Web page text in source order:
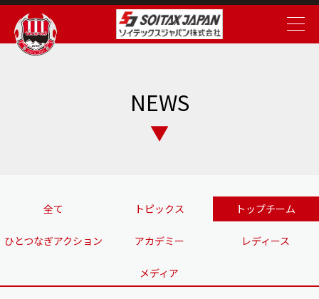
NEWS
全て トピックス トップチーム
ひとつなぎアクション アカデミー レディース
メディア